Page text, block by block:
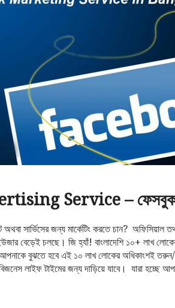
Service – ফেসবুক
সার্ভিসের জন্য মার্কেটিং করতে চান? অফিসিয়াল
বেড়েই চলছে। জি হ্যাঁ! বাংলাদেশি ১০+ লাখ
আপনাকে বুঝতে হবে এই ১০ লাখ লোকের অধিকাংশই
লাইফ টাইমের জন্য দাড়িয়ে যাবে। যারা হচ্ছে